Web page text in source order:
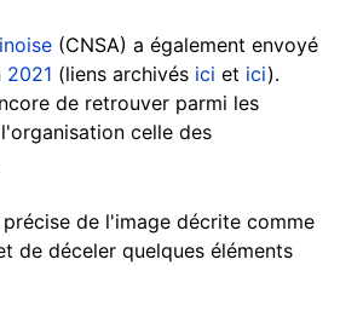
(CNSA) a également envoyé
2021 (liens archivés ici et ici).
de retrouver parmi les
celle des
de l'image décrite comme
de déceler quelques éléments